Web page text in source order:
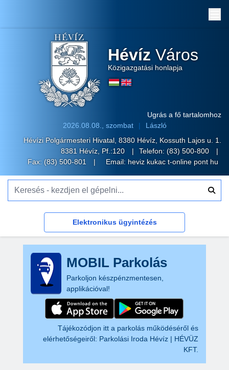
Hévíz Város
Közigazgatási honlapja
Ugrás a fő tartalomhoz
2026.08.08., szombat
László
Hévízi Polgármesteri Hivatal, 8380 Hévíz, Kossuth Lajos u. 1.
8381 Hévíz, Pf.:120
Telefon: (83) 500-800
Fax: (83) 500-801
Email: heviz kukac t-online pont hu
Elektronikus ügyintézés
MOBIL Parkolás
Parkoljon készpénzmentesen,
applikációval!
Tájékozódjon itt a parkolás működéséről és
elérhetőségeiről: Parkolási Iroda Hévíz | HÉVÜZ
KFT.